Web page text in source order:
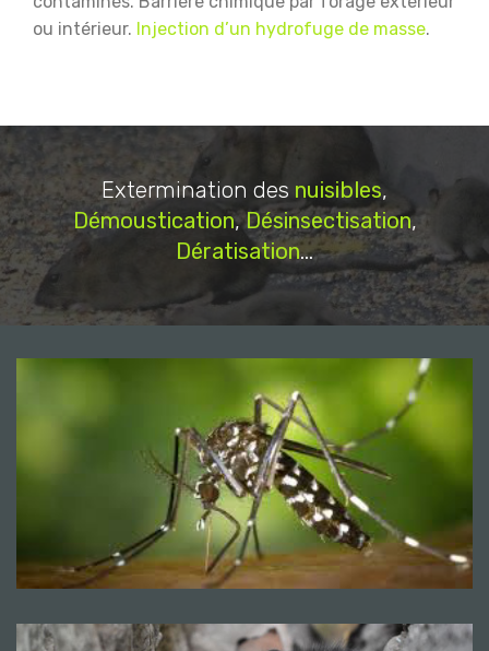
ou intérieur. Injection d’un hydrofuge de masse.
Extermination des nuisibles,
Démoustication,Désinsectisation,
Dératisation...